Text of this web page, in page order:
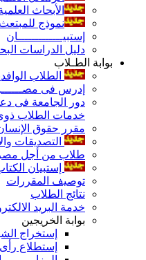
الأبحاث
نموذج للمبتعث
إستبيـــــــــــــان
دليل الدراسات
بوابة الطـلاب
الطلاب
إدرس فى
دور الجامعة فى
خدمات الطلاب
مقرر حقوق
التصديقات
طلاب من أجل مصر
إستبيان
توصيف المقررات
نتائج الطلاب
خدمة البريد
بوابة الخريجين
إستخراج
إستطلاع